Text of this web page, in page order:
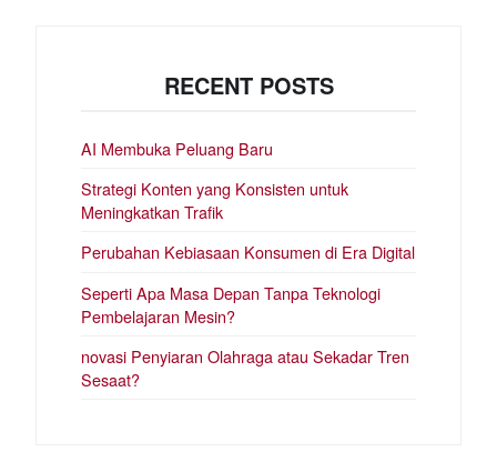
RECENT POSTS
AI Membuka Peluang Baru
Strategi Konten yang Konsisten untuk
Meningkatkan Trafik
Perubahan Kebiasaan Konsumen di Era Digital
Seperti Apa Masa Depan Tanpa Teknologi
Pembelajaran Mesin?
novasi Penyiaran Olahraga atau Sekadar Tren
Sesaat?